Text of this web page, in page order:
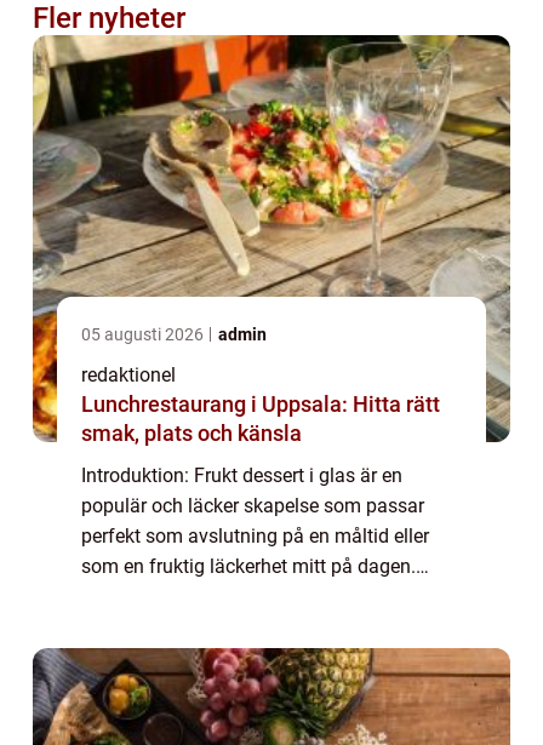
Fler nyheter
05 augusti 2026 admin
redaktionel
Lunchrestaurang i Uppsala: Hitta rätt
smak, plats och känsla
Introduktion: Frukt dessert i glas är en
populär och läcker skapelse som passar
perfekt som avslutning på en måltid eller
som en fruktig läckerhet mitt på dagen.
o...